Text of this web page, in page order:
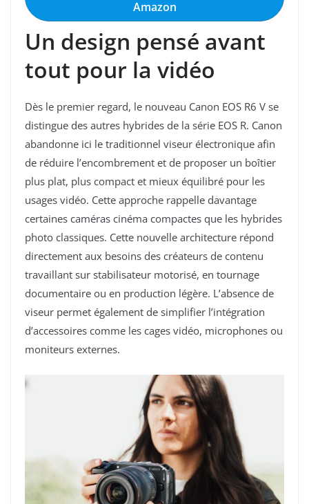
Amazon
Un design pensé avant
tout pour la vidéo
Dès le premier regard, le nouveau Canon EOS R6 V se
distingue des autres hybrides de la série EOS R. Canon
abandonne ici le traditionnel viseur électronique afin
de réduire l’encombrement et de proposer un boîtier
plus plat, plus compact et mieux équilibré pour les
usages vidéo. Cette approche rappelle davantage
certaines caméras cinéma compactes que les hybrides
photo classiques. Cette nouvelle architecture répond
directement aux besoins des créateurs de contenu
travaillant sur stabilisateur motorisé, en tournage
documentaire ou en production légère. L’absence de
viseur permet également de simplifier l’intégration
d’accessoires comme les cages vidéo, microphones ou
moniteurs externes.